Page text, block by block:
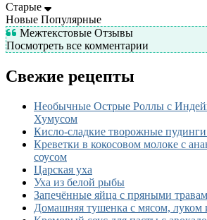
Старые
Новые Популярные
Межтекстовые Отзывы
Посмотреть все комментарии
Свежие рецепты
Необычные Острые Роллы с
Хумусом
Кисло-сладкие творожные
Креветки в кокосовом молоке с
соусом
Царская уха
Уха из белой рыбы
Запечённые яйца с пряными
Домашняя тушенка с мясом, луком